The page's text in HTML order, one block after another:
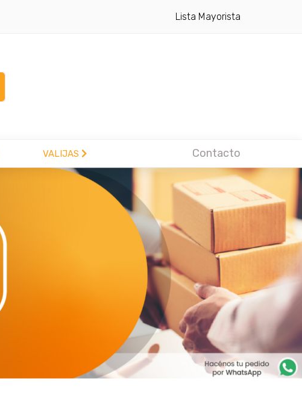
Lista Mayorista
VALIJAS Contacto